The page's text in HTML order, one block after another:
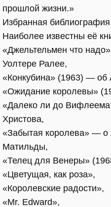
прошлой жизни.»
Избранная библиография
Наиболее известны еë
«Джельтельмен что
Уолтере Ралее,
«Конкубина» (1963) — об
«Ожидание королевы»
«Далеко ли до
Христова,
«Забытая королева» — о
Матильды,
«Телец для Венеры»
«Цветущая, как роза»,
«Королевские радости»,
«Mr. Edward»,